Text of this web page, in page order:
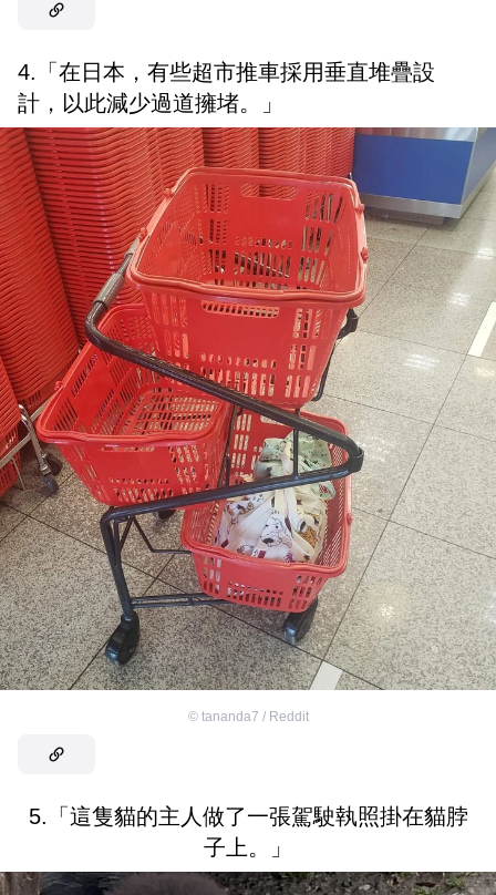
4.「在日本，有些超市推車採用垂直堆疊設
計，以此減少過道擁堵。」
© tananda7 / Reddit
5.「這隻貓的主人做了一張駕駛執照掛在貓脖
子上。」